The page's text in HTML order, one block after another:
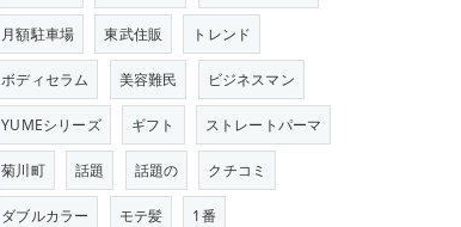
月額駐車場 東武住販 トレンド
ボディセラム 美容難民 ビジネスマン
YUMEシリーズ ギフト ストレートパーマ
菊川町 話題 話題の クチコミ
ダブルカラー モテ髪 1番